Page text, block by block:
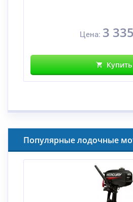
Цена: 3
Купить
Популярные лодочные